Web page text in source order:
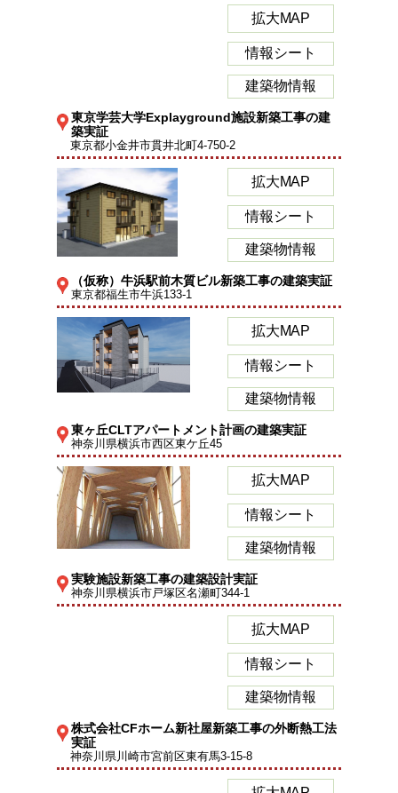
拡大MAP
情報シート
建築物情報
東京学芸大学Explayground施設新築工事の建
築実証
東京都小金井市貫井北町4-750-2
拡大MAP
情報シート
建築物情報
（仮称）牛浜駅前木質ビル新築工事の建築実証
東京都福生市牛浜133-1
拡大MAP
情報シート
建築物情報
東ヶ丘CLTアパートメント計画の建築実証
神奈川県横浜市西区東ケ丘45
拡大MAP
情報シート
建築物情報
実験施設新築工事の建築設計実証
神奈川県横浜市戸塚区名瀬町344-1
拡大MAP
情報シート
建築物情報
株式会社CFホーム新社屋新築工事の外断熱工法
実証
神奈川県川崎市宮前区東有馬3-15-8